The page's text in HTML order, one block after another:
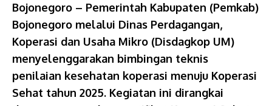
Bojonegoro – Pemerintah Kabupaten (Pemkab)
Bojonegoro melalui Dinas Perdagangan,
Koperasi dan Usaha Mikro (Disdagkop UM)
menyelenggarakan bimbingan teknis
penilaian kesehatan koperasi menuju Koperasi
Sehat tahun 2025. Kegiatan ini dirangkai